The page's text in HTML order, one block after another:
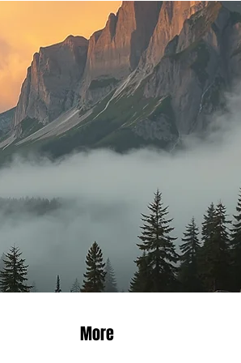
More